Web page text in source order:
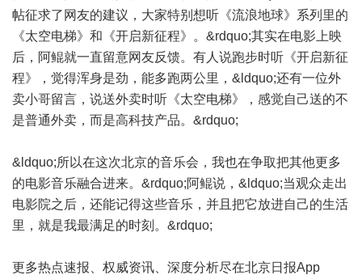
帖征求了网友的建议，大家特别想听《流浪地球》系列里的
《太空电梯》和《开启新征程》。&rdquo;其实在电影上映
后，阿鲲就一直留意网友反馈。有人说跑步时听《开启新征
程》，觉得浑身是劲，能多跑两公里，&ldquo;还有一位外
卖小哥留言，说送外卖时听《太空电梯》，感觉自己送的不
是普通外卖，而是高科技产品。&rdquo;
&ldquo;所以在这次北京的音乐会，我也在争取把其他更多
的电影音乐融合进来。&rdquo;阿鲲说，&ldquo;当观众走出
电影院之后，还能记得这些音乐，并且把它放进自己的生活
里，就是我最满足的时刻。&rdquo;
更多热点速报、权威资讯、深度分析尽在北京日报App